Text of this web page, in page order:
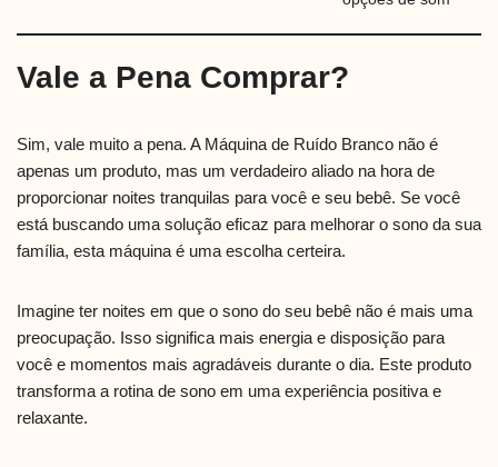
Vale a Pena Comprar?
Sim, vale muito a pena. A Máquina de Ruído Branco não é
apenas um produto, mas um verdadeiro aliado na hora de
proporcionar noites tranquilas para você e seu bebê. Se você
está buscando uma solução eficaz para melhorar o sono da sua
família, esta máquina é uma escolha certeira.
Imagine ter noites em que o sono do seu bebê não é mais uma
preocupação. Isso significa mais energia e disposição para
você e momentos mais agradáveis durante o dia. Este produto
transforma a rotina de sono em uma experiência positiva e
relaxante.